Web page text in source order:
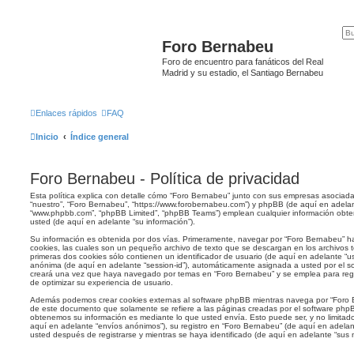
Foro Bernabeu
Foro de encuentro para fanáticos del Real
Madrid y su estadio, el Santiago Bernabeu
Enlaces rápidos FAQ
Inicio Índice general
Foro Bernabeu - Política de privacidad
Esta política explica con detalle cómo “Foro Bernabeu” junto con sus empresas
“nuestro”, “Foro Bernabeu”, “https://www.forobernabeu.com”) y phpBB (de aquí en
“www.phpbb.com”, “phpBB Limited”, “phpBB Teams”) emplean cualquier información
usted (de aquí en adelante “su información”).
Su información es obtenida por dos vías. Primeramente, navegar por “Foro Bernabeu”
cookies, las cuales son un pequeño archivo de texto que se descargan en los archivos
primeras dos cookies sólo contienen un identificador de usuario (de aquí en adelante
anónima (de aquí en adelante “session-id”), automáticamente asignada a usted por el
creará una vez que haya navegado por temas en “Foro Bernabeu” y se emplea para
de optimizar su experiencia de usuario.
Además podemos crear cookies externas al software phpBB mientras navega por
de este documento que solamente se refiere a las páginas creadas por el software
obtenemos su información es mediante lo que usted envía. Esto puede ser, y no
aquí en adelante “envíos anónimos”), su registro en “Foro Bernabeu” (de aquí en
usted después de registrarse y mientras se haya identificado (de aquí en adelante “sus